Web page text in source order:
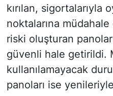
kırılan, sigortalarıyla
noktalarına
riski oluşturan
güvenli hale getirildi.
kullanılamayacak
panoları ise